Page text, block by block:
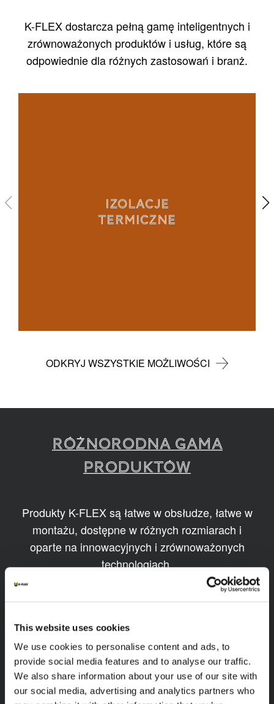
This website uses cookies
We use cookies to personalise content and ads, to
provide social media features and to analyse our traffic.
We also share information about your use of our site with
our social media, advertising and analytics partners who
K-FLEX dostarcza pełną gamę inteligentnych i
zrównoważonych produktów i usług, które są
odpowiednie dla różnych zastosowań i branż.
IZOLACJE
TERMICZNE
ODKRYJ WSZYSTKIE MOŻLIWOŚCI
RÓŻNORODNA GAMA
PRODUKTÓW
Produkty K-FLEX są łatwe w obsłudze, łatwe w
montażu, dostępne w różnych rozmiarach i
oparte na innowacyjnych i zrównoważonych
technologiach.
1/11